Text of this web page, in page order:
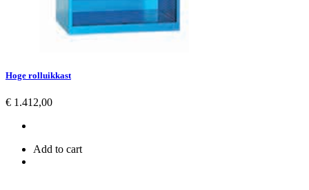
Hoge rolluikkast
Prijs
€ 1.412,00
Add to cart